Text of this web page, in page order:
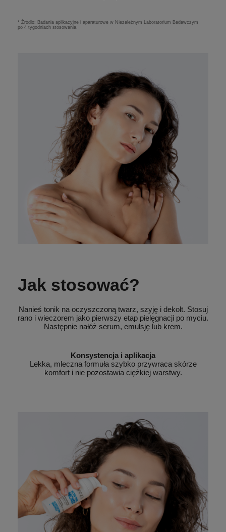
* Źródło: Badania aplikacyjne i aparaturowe w Niezależnym Laboratorium Badawczym
po 4 tygodniach stosowania.
Jak stosować?
Nanieś tonik na oczyszczoną twarz, szyję i dekolt. Stosuj
rano i wieczorem jako pierwszy etap pielęgnacji po myciu.
Następnie nałóż serum, emulsję lub krem.
Konsystencja i aplikacja
Lekka, mleczna formuła szybko przywraca skórze
komfort i nie pozostawia ciężkiej warstwy.